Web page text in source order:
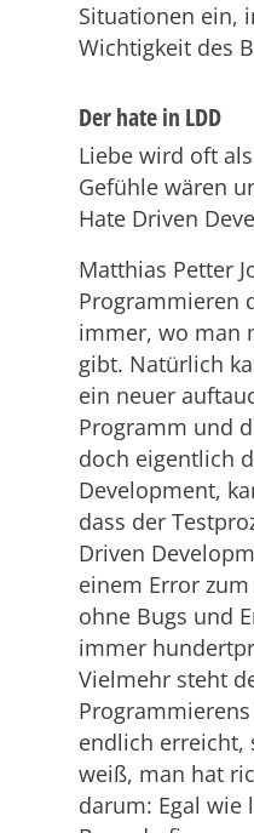
Situationen ein,
Wichtigkeit des
Der hate in LDD
Liebe wird oft
Gefühle wären
Hate Driven
Matthias Petter
Programmieren
immer, wo man
gibt. Natürlich
ein neuer
Programm und
doch eigentlich
Development,
dass der
Driven
einem Error
ohne Bugs und
immer
Vielmehr steht
endlich erreicht,
weiß, man hat
darum: Egal wie